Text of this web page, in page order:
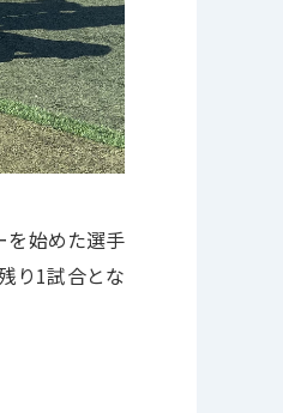
を始めた選手
り1試合とな